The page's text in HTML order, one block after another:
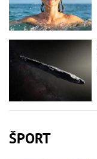
ŠPORT